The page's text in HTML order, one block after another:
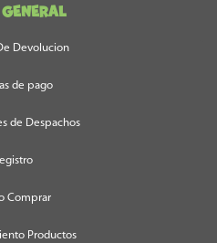
Devolucion
de pago
de Despachos
Comprar
Productos